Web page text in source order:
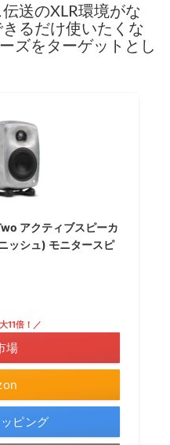
送のXLR環境がな
るだけ使いたくな
ズをターゲットとし
アクティブスピーカ
ッシュ) モニタースピ
11倍！／
場
ピング